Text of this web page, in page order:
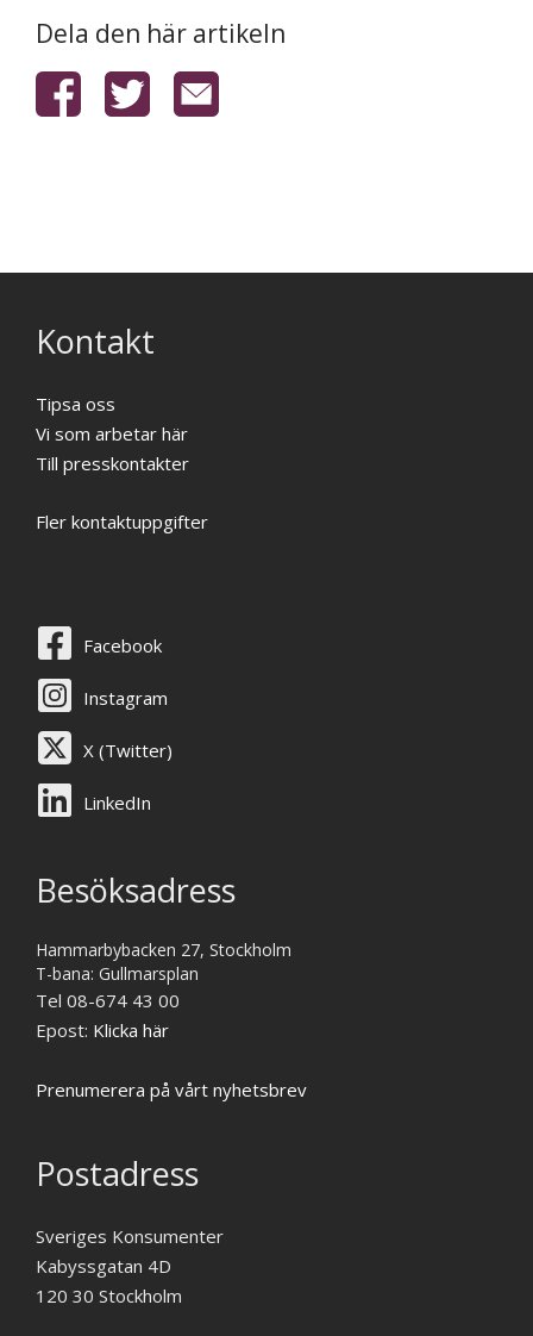
Dela den här artikeln
Kontakt
Tipsa oss
Vi som arbetar här
Till presskontakter
Fler kontaktuppgifter
Facebook
Instagram
X (Twitter)
LinkedIn
Besöksadress
Hammarbybacken 27, Stockholm
T-bana: Gullmarsplan
Tel 08-674 43 00
Epost: Klicka här
Prenumerera på vårt nyhetsbrev
Postadress
Sveriges Konsumenter
Kabyssgatan 4D
120 30 Stockholm